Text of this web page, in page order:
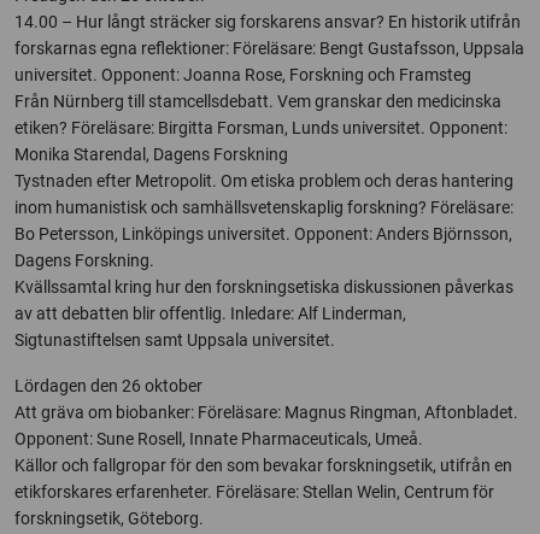
14.00 – Hur långt sträcker sig forskarens ansvar? En historik utifrån
forskarnas egna reflektioner: Föreläsare: Bengt Gustafsson, Uppsala
universitet. Opponent: Joanna Rose, Forskning och Framsteg
Från Nürnberg till stamcellsdebatt. Vem granskar den medicinska
etiken? Föreläsare: Birgitta Forsman, Lunds universitet. Opponent:
Monika Starendal, Dagens Forskning
Tystnaden efter Metropolit. Om etiska problem och deras hantering
inom humanistisk och samhällsvetenskaplig forskning? Föreläsare:
Bo Petersson, Linköpings universitet. Opponent: Anders Björnsson,
Dagens Forskning.
Kvällssamtal kring hur den forskningsetiska diskussionen påverkas
av att debatten blir offentlig. Inledare: Alf Linderman,
Sigtunastiftelsen samt Uppsala universitet.
Lördagen den 26 oktober
Att gräva om biobanker: Föreläsare: Magnus Ringman, Aftonbladet.
Opponent: Sune Rosell, Innate Pharmaceuticals, Umeå.
Källor och fallgropar för den som bevakar forskningsetik, utifrån en
etikforskares erfarenheter. Föreläsare: Stellan Welin, Centrum för
forskningsetik, Göteborg.